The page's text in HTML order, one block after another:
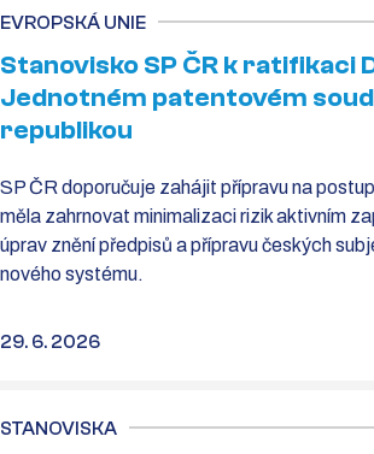
EVROPSKÁ UNIE
Stanovisko SP ČR k ratifikaci
Jednotném patentovém
republikou
SP ČR doporučuje zahájit přípravu na
měla zahrnovat minimalizaci rizik aktivním
úprav znění předpisů a přípravu českých
nového systému.
29. 6. 2026
STANOVISKA